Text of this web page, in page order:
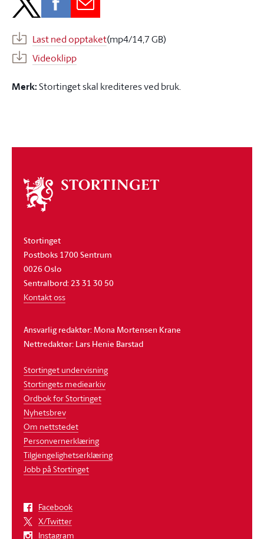
Last ned opptaket(mp4/14,7 GB)
Videoklipp
Merk:Stortinget skal krediteres ved bruk.
Om
stortinget
Stortinget
Postboks 1700 Sentrum
0026 Oslo
Sentralbord: 23 31 30 50
Kontakt oss
Ansvarlig redaktør: Mona Mortensen Krane
Nettredaktør: Lars Henie Barstad
Stortinget undervisning
Stortingets mediearkiv
Ordbok for Stortinget
Nyhetsbrev
Om nettstedet
Personvernerklæring
Tilgjengelighetserklæring
Jobb på Stortinget
Facebook
X/Twitter
Instagram